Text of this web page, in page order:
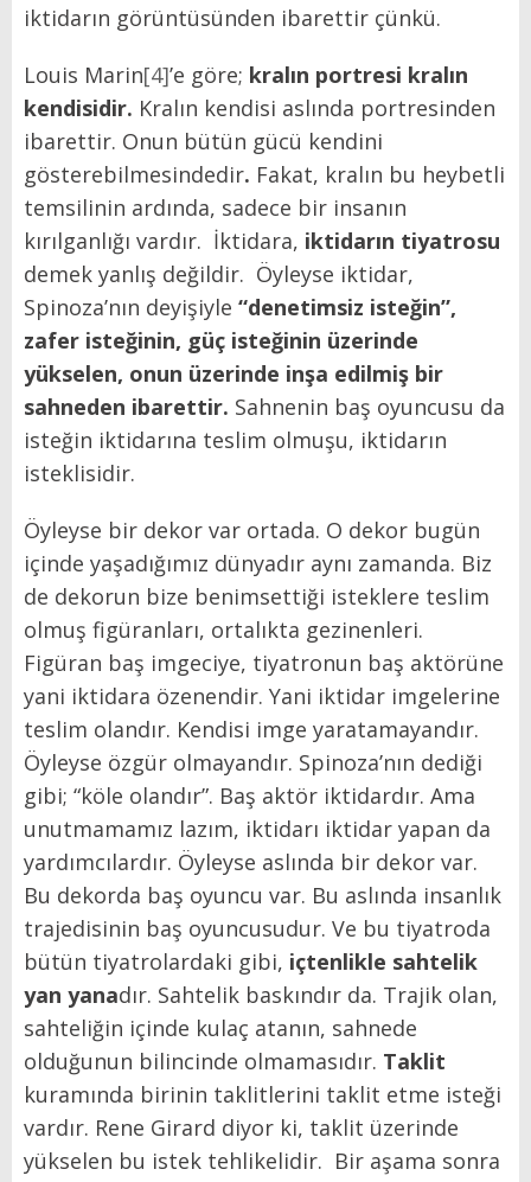
iktidarın görüntüsünden ibarettir çünkü.
Louis Marin[4]’e göre; kralın portresi kralın
kendisidir. Kralın kendisi aslında portresinden
ibarettir. Onun bütün gücü kendini
gösterebilmesindedir. Fakat, kralın bu heybetli
temsilinin ardında, sadece bir insanın
kırılganlığı vardır. İktidara, iktidarın tiyatrosu
demek yanlış değildir. Öyleyse iktidar,
Spinoza’nın deyişiyle “denetimsiz isteğin”,
zafer isteğinin, güç isteğinin üzerinde
yükselen, onun üzerinde inşa edilmiş bir
sahneden ibarettir. Sahnenin baş oyuncusu da
isteğin iktidarına teslim olmuşu, iktidarın
isteklisidir.
Öyleyse bir dekor var ortada. O dekor bugün
içinde yaşadığımız dünyadır aynı zamanda. Biz
de dekorun bize benimsettiği isteklere teslim
olmuş figüranları, ortalıkta gezinenleri.
Figüran baş imgeciye, tiyatronun baş aktörüne
yani iktidara özenendir. Yani iktidar imgelerine
teslim olandır. Kendisi imge yaratamayandır.
Öyleyse özgür olmayandır. Spinoza’nın dediği
gibi; “köle olandır”. Baş aktör iktidardır. Ama
unutmamamız lazım, iktidarı iktidar yapan da
yardımcılardır. Öyleyse aslında bir dekor var.
Bu dekorda baş oyuncu var. Bu aslında insanlık
trajedisinin baş oyuncusudur. Ve bu tiyatroda
bütün tiyatrolardaki gibi, içtenlikle sahtelik
yan yanadır. Sahtelik baskındır da. Trajik olan,
sahteliğin içinde kulaç atanın, sahnede
olduğunun bilincinde olmamasıdır. Taklit
kuramında birinin taklitlerini taklit etme isteği
vardır. Rene Girard diyor ki, taklit üzerinde
yükselen bu istek tehlikelidir. Bir aşama sonra